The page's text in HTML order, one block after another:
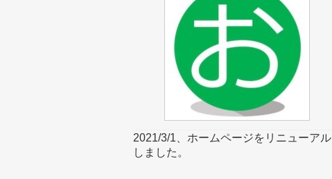
2021/3/1、ホームページをリニューアル
しました。